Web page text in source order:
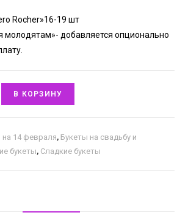
Rocher»16-19 шт
молодятам»- добавляется опционально
В КОРЗИНУ
на 14 февраля,Букеты на свадьбу и
букеты, Сладкие букеты